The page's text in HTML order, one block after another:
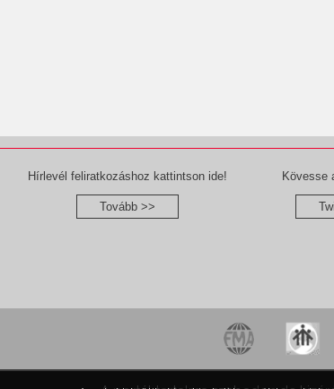
Hírlevél feliratkozáshoz kattintson ide!
Tovább >>
Kövesse